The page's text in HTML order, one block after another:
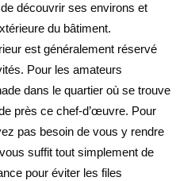
découvrir ses environs et
du bâtiment.
est généralement réservé
Pour les amateurs
dans le quartier où se trouve
près ce chef-d’œuvre. Pour
pas besoin de vous y rendre
suffit tout simplement de
pour éviter les files